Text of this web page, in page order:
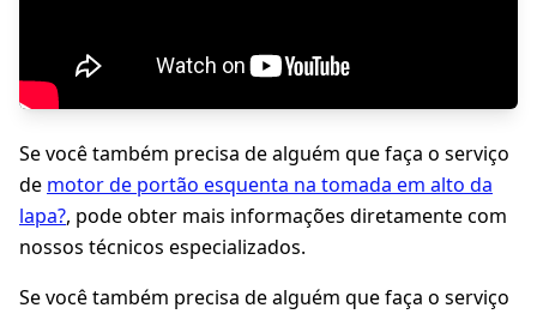
Se você também precisa de alguém que faça o serviço
de motor de portão esquenta na tomada em alto da
lapa?, pode obter mais informações diretamente com
nossos técnicos especializados.
Se você também precisa de alguém que faça o serviço